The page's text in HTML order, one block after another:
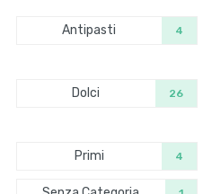
Antipasti 4
Dolci 26
Primi 4